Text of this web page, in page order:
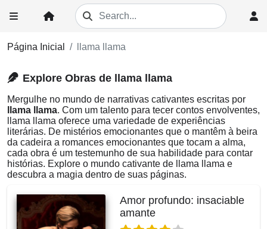
Página Inicial llama llama
Explore Obras de llama llama
Mergulhe no mundo de narrativas cativantes escritas por
llama llama. Com um talento para tecer contos envolventes,
llama llama oferece uma variedade de experiências
literárias. De mistérios emocionantes que o mantêm à beira
da cadeira a romances emocionantes que tocam a alma,
cada obra é um testemunho de sua habilidade para contar
histórias. Explore o mundo cativante de llama llama e
descubra a magia dentro de suas páginas.
Amor profundo: insaciable
amante